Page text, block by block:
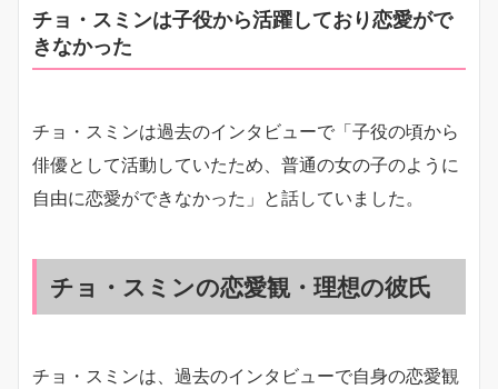
チョ・スミンは子役から活躍しており恋愛がで
きなかった
チョ・スミンは過去のインタビューで「子役の頃から
俳優として活動していたため、普通の女の子のように
自由に恋愛ができなかった」と話していました。
チョ・スミンの恋愛観・理想の彼氏
チョ・スミンは、過去のインタビューで自身の恋愛観